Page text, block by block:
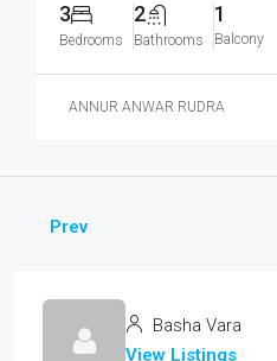
3
Bedrooms
2
Bathrooms
1
Balcony
ANNUR ANWAR RUDRA
Prev
Basha Vara
View Listings